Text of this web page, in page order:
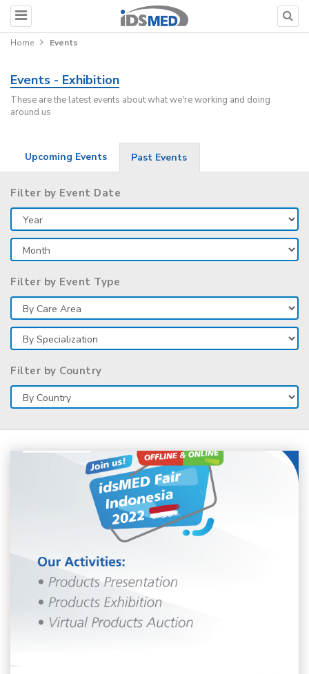
Home Events
Events - Exhibition
These are the latest events about what we're working and doing
around us
Upcoming Events Past Events
Filter by Event Date
Filter by Event Type
Filter by Country